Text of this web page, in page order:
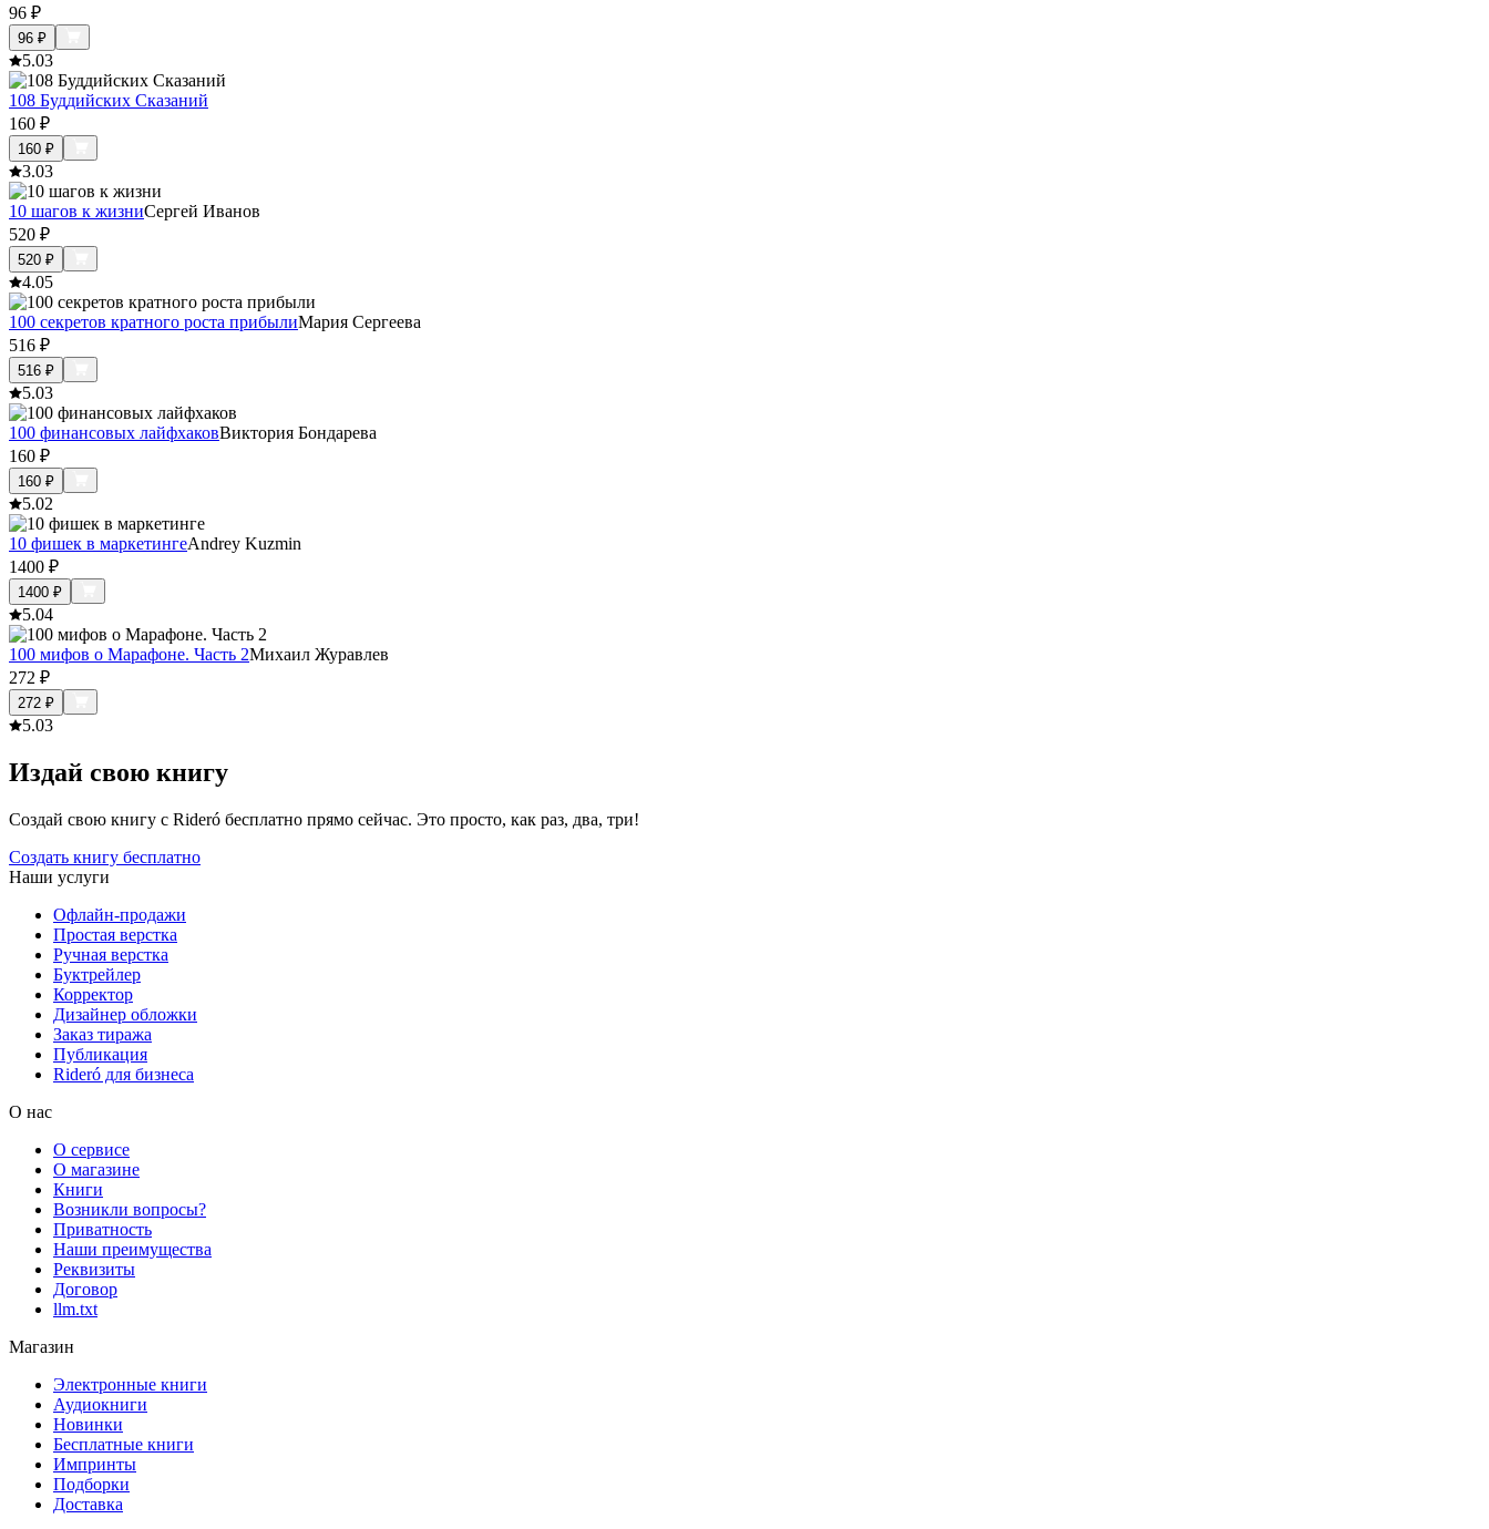
96 ₽
96 ₽
5.03
108 Буддийских Сказаний
160 ₽
160 ₽
3.03
10 шагов к жизниСергей Иванов
520 ₽
520 ₽
4.05
100 секретов кратного роста прибылиМария Сергеева
516 ₽
516 ₽
5.03
100 финансовых лайфхаковВиктория Бондарева
160 ₽
160 ₽
5.02
10 фишек в маркетингеAndrey Kuzmin
1400 ₽
1400 ₽
5.04
100 мифов о Марафоне. Часть 2Михаил Журавлев
272 ₽
272 ₽
5.03
Издай свою книгу
Создай свою книгу с Rideró бесплатно прямо сейчас. Это просто, как раз, два, три!
Создать книгу бесплатно
Наши услуги
Офлайн-продажи
Простая верстка
Ручная верстка
Буктрейлер
Корректор
Дизайнер обложки
Заказ тиража
Публикация
Rideró для бизнеса
О нас
О сервисе
О магазине
Книги
Возникли вопросы?
Приватность
Наши преимущества
Реквизиты
Договор
llm.txt
Магазин
Электронные книги
Аудиокниги
Новинки
Бесплатные книги
Импринты
Подборки
Доставка